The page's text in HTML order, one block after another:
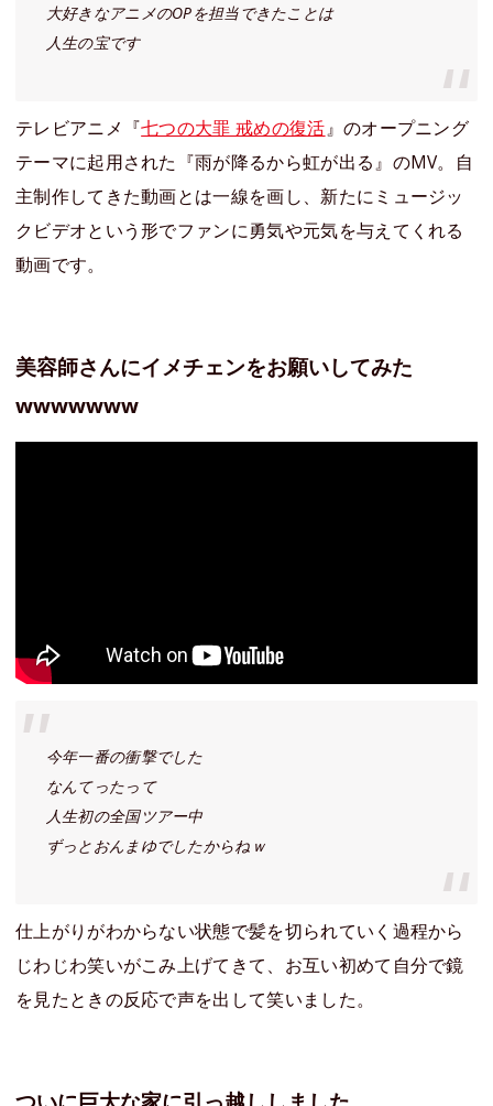
大好きなアニメのOPを担当できたことは
人生の宝です
テレビアニメ『七つの大罪 戒めの復活』のオープニング
テーマに起用された『雨が降るから虹が出る』のMV。自
主制作してきた動画とは一線を画し、新たにミュージッ
クビデオという形でファンに勇気や元気を与えてくれる
動画です。
美容師さんにイメチェンをお願いしてみた
wwwwwww
今年一番の衝撃でした
なんてったって
人生初の全国ツアー中
ずっとおんまゆでしたからねｗ
仕上がりがわからない状態で髪を切られていく過程から
じわじわ笑いがこみ上げてきて、お互い初めて自分で鏡
を見たときの反応で声を出して笑いました。